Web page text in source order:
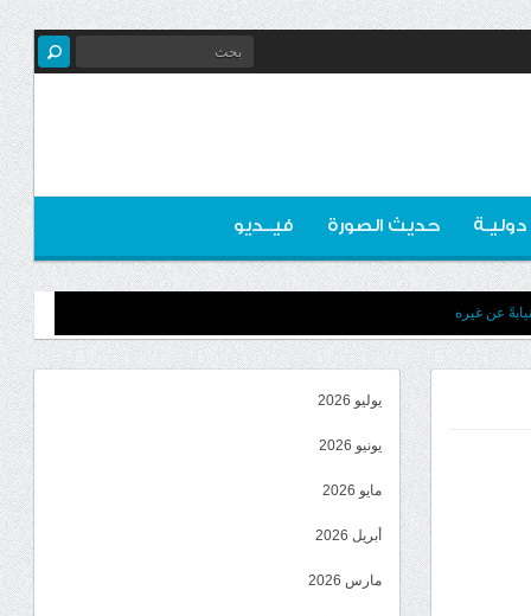
دوليـة حديث الصورة فيــديو
عن غيره
يوليو 2026
يونيو 2026
مايو 2026
أبريل 2026
مارس 2026